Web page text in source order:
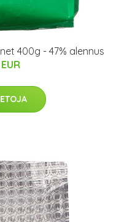
400g - 47% alennus